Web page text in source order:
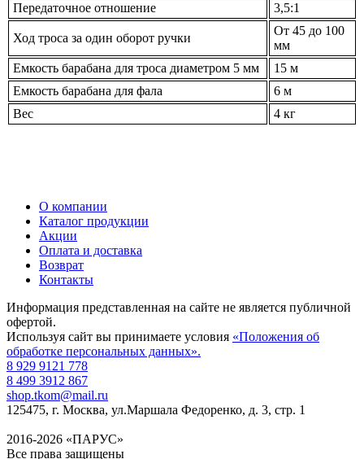
Передаточное отношение
3,5:1
Ход троса за один оборот ручки
От 45 до 100
мм
Емкость барабана для троса диаметром 5 мм
15 м
Емкость барабана для фала
6 м
Вес
4 кг
О компании
Каталог продукции
Акции
Оплата и доставка
Возврат
Контакты
Информация представленная на сайте не является публичной
офертой.
Используя сайт вы принимаете условия «Положения об
обработке персональных данных».
8 929 9121 778
8 499 3912 867
shop.tkom@mail.ru
125475, г. Москва, ул.Маршала Федоренко, д. 3, стр. 1
2016-2026 «ПАРУС»
Все права защищены